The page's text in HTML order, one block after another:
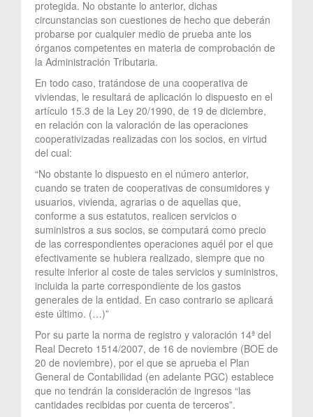
protegida. No obstante lo anterior, dichas
circunstancias son cuestiones de hecho que deberán
probarse por cualquier medio de prueba ante los
órganos competentes en materia de comprobación de
la Administración Tributaria.
En todo caso, tratándose de una cooperativa de
viviendas, le resultará de aplicación lo dispuesto en el
artículo 15.3 de la Ley 20/1990, de 19 de diciembre,
en relación con la valoración de las operaciones
cooperativizadas realizadas con los socios, en virtud
del cual:
“No obstante lo dispuesto en el número anterior,
cuando se traten de cooperativas de consumidores y
usuarios, vivienda, agrarias o de aquellas que,
conforme a sus estatutos, realicen servicios o
suministros a sus socios, se computará como precio
de las correspondientes operaciones aquél por el que
efectivamente se hubiera realizado, siempre que no
resulte inferior al coste de tales servicios y suministros,
incluida la parte correspondiente de los gastos
generales de la entidad. En caso contrario se aplicará
este último. (…)”
Por su parte la norma de registro y valoración 14ª del
Real Decreto 1514/2007, de 16 de noviembre (BOE de
20 de noviembre), por el que se aprueba el Plan
General de Contabilidad (en adelante PGC) establece
que no tendrán la consideración de ingresos “las
cantidades recibidas por cuenta de terceros”.